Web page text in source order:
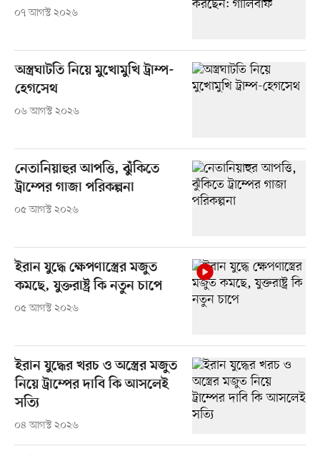
০৭ আগস্ট ২০২৬
অস্ত্রঘাটতি নিয়ে মুখোমুখি ট্রাম্প-
হেগসেথ
০৬ আগস্ট ২০২৬
নেতানিয়াহুর আপত্তি, ঝুঁকিতে
ট্রাম্পের গাজা পরিকল্পনা
০৫ আগস্ট ২০২৬
ইরান যুদ্ধে ক্ষেপণাস্ত্রের মজুত
কমছে, যুক্তরাষ্ট্র কি নতুন চাপে
০৫ আগস্ট ২০২৬
ইরান যুদ্ধের খরচ ও অস্ত্রের মজুত
নিয়ে ট্রাম্পের দাবি কি আসলেই
সত্যি
০৪ আগস্ট ২০২৬